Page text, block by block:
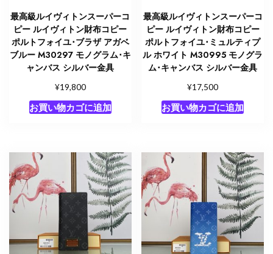
最高級ルイヴィトンスーパーコ
ピー ルイヴィトン財布コピー
ポルトフォイユ･ブラザ アガベ
ブルー M30297 モノグラム･キ
ャンバス シルバー金具
¥19,800
お買い物カゴに追加
最高級ルイヴィトンスーパーコ
ピー ルイヴィトン財布コピー
ポルトフォイユ･ミュルティプ
ル ホワイト M30995 モノグラ
ム･キャンバス シルバー金具
¥17,500
お買い物カゴに追加